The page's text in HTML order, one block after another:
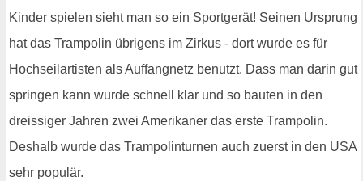
Kinder spielen sieht man so ein Sportgerät! Seinen Ursprung
hat das Trampolin übrigens im Zirkus - dort wurde es für
Hochseilartisten als Auffangnetz benutzt. Dass man darin gut
springen kann wurde schnell klar und so bauten in den
dreissiger Jahren zwei Amerikaner das erste Trampolin.
Deshalb wurde das Trampolinturnen auch zuerst in den USA
sehr populär.